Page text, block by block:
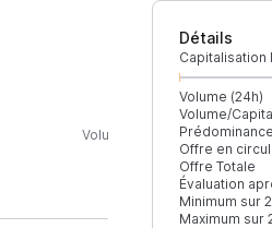
Détails
Capitalisation
Volume (24h)
Volume/
Offre en
Offre Totale
Évaluation
Minimum sur
Maximum sur
Volume (24h) % du